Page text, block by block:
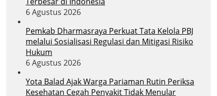
6 Agustus 2026
Pemkab Dharmasraya Perkuat Tata Kelola PBJ
melalui Sosialisasi Regulasi dan Mitigasi Risiko
Hukum
6 Agustus 2026
Yota Balad Ajak Warga Pariaman Rutin Periksa
Kesehatan Cegah Penyakit Tidak Menular